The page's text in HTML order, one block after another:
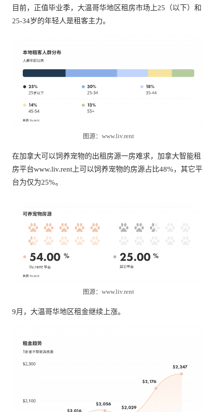
目前，正值毕业季，大温哥华地区租房市场上25（以下）和
25-34岁的年轻人是租客主力。
图源：www.liv.rent
在加拿大可以饲养宠物的出租房源一房难求，加拿大智能租
房平台www.liv.rent上可以饲养宠物的房源占比48%，其它平
台为仅为25%。
图源：www.liv.rent
9月，大温哥华地区租金继续上涨。